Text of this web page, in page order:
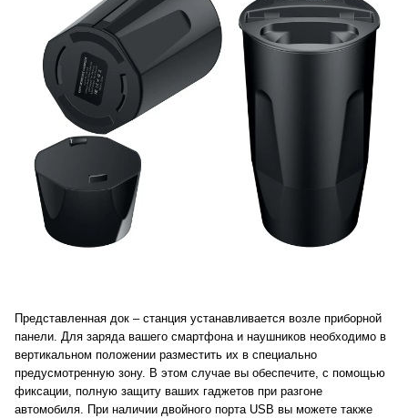
Представленная док – станция устанавливается возле приборной
панели. Для заряда вашего смартфона и наушников необходимо в
вертикальном положении разместить их в специально
предусмотренную зону. В этом случае вы обеспечите, с помощью
фиксации, полную защиту ваших гаджетов при разгоне
автомобиля. При наличии двойного порта USB вы можете также